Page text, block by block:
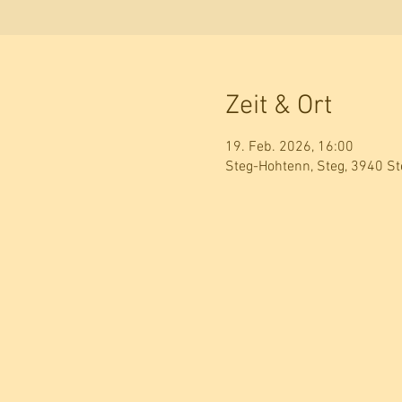
Zeit & Ort
19. Feb. 2026, 16:00
Steg-Hohtenn, Steg, 3940